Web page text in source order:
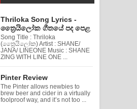
Thriloka Song Lyrics -
ත්‍රෛයිලෝක ගීතයේ පද පෙළ
Song Title : Thriloka
(ත්‍රෛයිලෝක) Artist : SHANE/
JANA/ LINEONE Music : SHANE
ZING WITH LINE ONE ...
Pinter Review
The Pinter allows newbies to
brew beer and cider in a virtually
foolproof way, and it’s not too ...